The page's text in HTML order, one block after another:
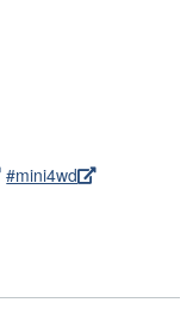
#mini4wd